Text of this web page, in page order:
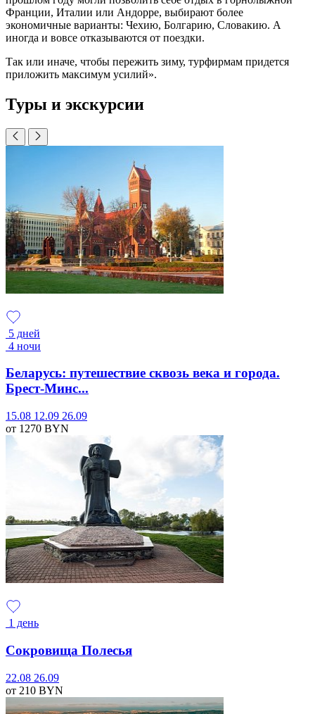
Франции, Италии или Андорре, выбирают более
экономичные варианты: Чехию, Болгарию, Словакию. А
иногда и вовсе отказываются от поездки.
Так или иначе, чтобы пережить зиму, турфирмам придется
приложить максимум усилий».
Туры и экскурсии
5 дней
4 ночи
Беларусь: путешествие сквозь века и города.
Брест-Минс...
15.08 12.09 26.09
от 1270 BYN
1 день
Сокровища Полесья
22.08 26.09
от 210 BYN